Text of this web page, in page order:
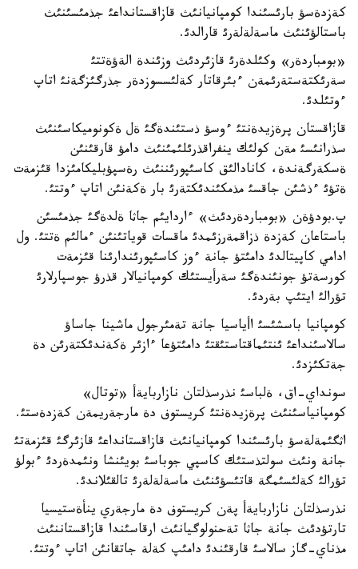
كةزدةسؤ بارئسئندا كومپانيانئث قازاقستانداعئ جذمئسئنئث
باستالؤئنئث ماسةلةلةرئ قارالدئ.
«بومباردةر» وكئلدةرئ قازئردئث وزئندة الةؤةتتئ
سةرئكتةستةرئمةن ءبئرقاتار كةلئسسوزدةر جذرگئزگةنئ اتاپ
ءوتئلدئ.
قازاقستان پرةزيدةنتئ ءوسؤ ذستئندةگئ ةل ةكونوميكاسئنئث
سذرانئسئ مةن كولئك ينفراقذرئلئمئنئث دامؤ قارقئنئن
ةسكةرگةندة، كانادالئق كاسئپورئننئث رةسپؤبليكامئزدا قئزمةت
ةتؤئ ءذشئن جاقسئ مذمكئندئكتةرئ بار ةكةنئن اتاپ ءوتتئ.
پ.بودؤةن «بومباردةردئث» ءاردايئم جاثا ةلدةگئ جذمئسئن
باستاعان كةزدة ذزاقمةرزئمدئ ماقسات قوياتئنئن ءمالئم ةتتئ. ول
ادامي كاپيتالدئ دامئتؤ جانة ءوز كاسئپورئندارئنا قئزمةت
كورسةتؤ جونئندةگئ سةرأيستئك كومپانيالار قذرؤ جوسپارلارئ
تؤرالئ ايتئپ بةردئ.
كومپانيا باسشئسئ اأياسيا جانة تةمئرجول ماشينا جاساؤ
سالاسئنداعئ ئنتئماقتاستئقتئ دامئتؤعا ءازئر ةكةندئكتةرئن دة
جةتكئزدئ.
سونداي-اق، ةلباسئ نذرسذلتان نازاربايةأ «توتال»
كومپانياسئنئث پرةزيدةنتئ كريستوف دة مارجةريمةن كةزدةستئ.
اثگئمةلةسؤ بارئسئندا كومپانيانئث قازاقستانداعئ قازئرگئ قئزمةتئ
جانة ونئث سولتذستئك كاسپي جوباسئ بويئنشا ونئمدةردئ ءبولؤ
تؤرالئ كةلئسئمگة قاتئسؤئنئث ماسةلةلةرئ تالقئلاندئ.
نذرسذلتان نازاربايةأ پةن كريستوف دة مارجةري ينأةستيسيا
تارتؤدئث جانة جاثا تةحنولوگيانئث ارقاسئندا قازاقستاننئث
مذناي-گاز سالاسئ قارقئندئ دامئپ كةلة جاتقانئن اتاپ ءوتتئ.